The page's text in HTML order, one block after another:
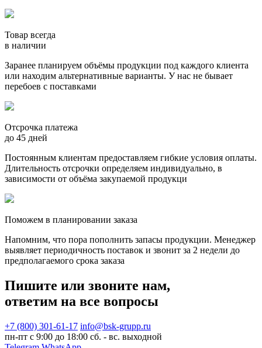
Товар всегда
в наличии
Заранее планируем объёмы продукции под каждого клиента
или находим альтернативные варианты. У нас не бывает
перебоев с поставками
Отсрочка платежа
до 45 дней
Постоянным клиентам предоставляем гибкие условия оплаты.
Длительность отсрочки определяем индивидуально, в
зависимости от объёма закупаемой продукци
Поможем в планировании заказа
Напомним, что пора пополнить запасы продукции. Менеджер
выявляет периодичность поставок и звонит за 2 недели до
предполагаемого срока заказа
Пишите или звоните нам,
ответим на все вопросы
+7 (800) 301-61-17 info@bsk-grupp.ru
пн-пт с 9:00 до 18:00 сб. - вс. выходной